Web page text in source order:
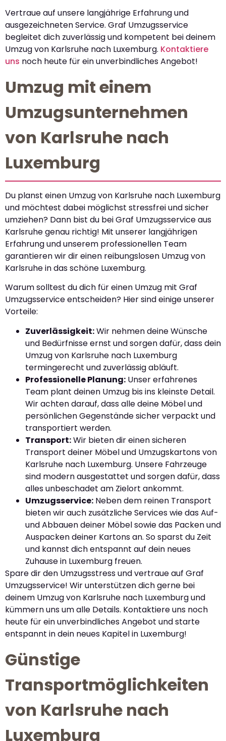
Vertraue auf unsere langjährige Erfahrung und
ausgezeichneten Service. Graf Umzugsservice
begleitet dich zuverlässig und kompetent bei deinem
Umzug von Karlsruhe nach Luxemburg. Kontaktiere
uns noch heute für ein unverbindliches Angebot!
Umzug mit einem
Umzugsunternehmen
von Karlsruhe nach
Luxemburg
Du planst einen Umzug von Karlsruhe nach Luxemburg
und möchtest dabei möglichst stressfrei und sicher
umziehen? Dann bist du bei Graf Umzugsservice aus
Karlsruhe genau richtig! Mit unserer langjährigen
Erfahrung und unserem professionellen Team
garantieren wir dir einen reibungslosen Umzug von
Karlsruhe in das schöne Luxemburg.
Warum solltest du dich für einen Umzug mit Graf
Umzugsservice entscheiden? Hier sind einige unserer
Vorteile:
Zuverlässigkeit:Wir nehmen deine Wünsche
und Bedürfnisse ernst und sorgen dafür, dass dein
Umzug von Karlsruhe nach Luxemburg
termingerecht und zuverlässig abläuft.
Professionelle Planung: Unser erfahrenes
Team plant deinen Umzug bis ins kleinste Detail.
Wir achten darauf, dass alle deine Möbel und
persönlichen Gegenstände sicher verpackt und
transportiert werden.
Transport:Wir bieten dir einen sicheren
Transport deiner Möbel und Umzugskartons von
Karlsruhe nach Luxemburg. Unsere Fahrzeuge
sind modern ausgestattet und sorgen dafür, dass
alles unbeschadet am Zielort ankommt.
Umzugsservice: Neben dem reinen Transport
bieten wir auch zusätzliche Services wie das Auf-
und Abbauen deiner Möbel sowie das Packen und
Auspacken deiner Kartons an. So sparst du Zeit
und kannst dich entspannt auf dein neues
Zuhause in Luxemburg freuen.
Spare dir den Umzugsstress und vertraue auf Graf
Umzugsservice! Wir unterstützen dich gerne bei
deinem Umzug von Karlsruhe nach Luxemburg und
kümmern uns um alle Details. Kontaktiere uns noch
heute für ein unverbindliches Angebot und starte
entspannt in dein neues Kapitel in Luxemburg!
Günstige
Transportmöglichkeiten
von Karlsruhe nach
Luxemburg